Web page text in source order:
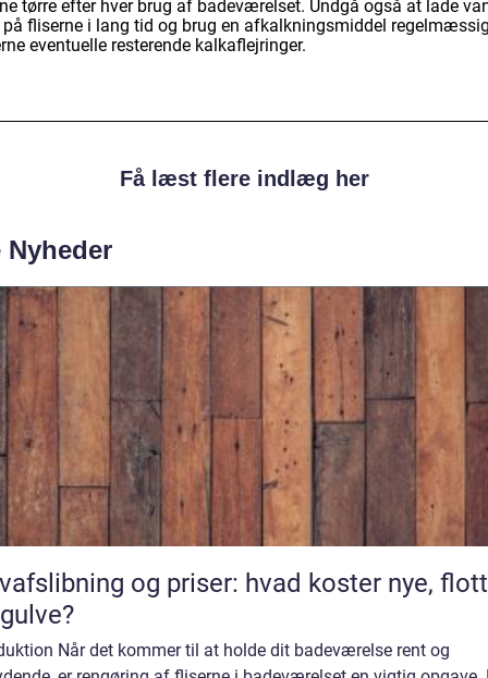
tørre efter hver brug af badeværelset. Undgå også at lade
på fliserne i lang tid og brug en afkalkningsmiddel
eventuelle resterende kalkaflejringer.
Få læst flere indlæg her
Nyheder
og priser: hvad koster nye,
Når det kommer til at holde dit badeværelse rent og